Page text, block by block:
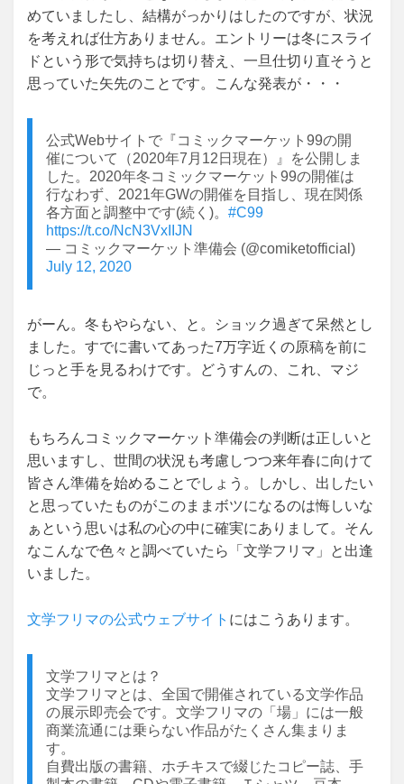
めていましたし、結構がっかりはしたのですが、状況
を考えれば仕方ありません。エントリーは冬にスライ
ドという形で気持ちは切り替え、一旦仕切り直そうと
思っていた矢先のことです。こんな発表が・・・
公式Webサイトで『コミックマーケット99の開
催について（2020年7月12日現在）』を公開しま
した。2020年冬コミックマーケット99の開催は
行なわず、2021年GWの開催を目指し、現在関係
各方面と調整中です(続く)。 #C99
https://t.co/NcN3VxIIJN
— コミックマーケット準備会 (@comiketofficial)
July 12, 2020
がーん。冬もやらない、と。ショック過ぎて呆然とし
ました。すでに書いてあった7万字近くの原稿を前に
じっと手を見るわけです。どうすんの、これ、マジ
で。
もちろんコミックマーケット準備会の判断は正しいと
思いますし、世間の状況も考慮しつつ来年春に向けて
皆さん準備を始めることでしょう。しかし、出したい
と思っていたものがこのままボツになるのは悔しいな
ぁという思いは私の心の中に確実にありまして。そん
なこんなで色々と調べていたら「文学フリマ」と出逢
いました。
文学フリマの公式ウェブサイト にはこうあります。
文学フリマとは？
文学フリマとは、全国で開催されている文学作品
の展示即売会です。文学フリマの「場」には一般
商業流通には乗らない作品がたくさん集まりま
す。
自費出版の書籍、ホチキスで綴じたコピー誌、手